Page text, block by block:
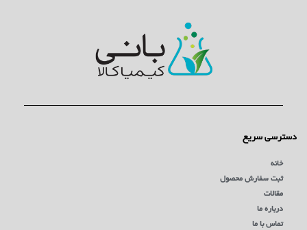
دسترسی سریع
خانه
ثبت سفارش محصول
مقالات
درباره ما
تماس با ما